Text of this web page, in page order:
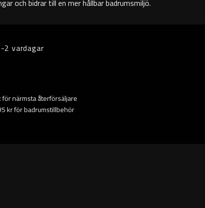
och bidrar till en mer hållbar badrumsmiljö.
2 vardagar
för närmsta återförsäljare
kr för badrumstillbehör